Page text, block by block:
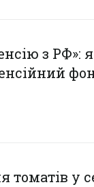
з РФ»:
томатів у